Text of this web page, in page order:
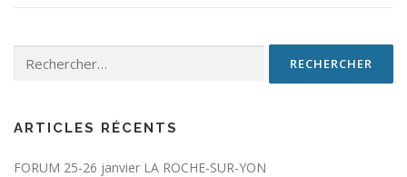
ARTICLES RÉCENTS
FORUM 25-26 janvier LA ROCHE-SUR-YON